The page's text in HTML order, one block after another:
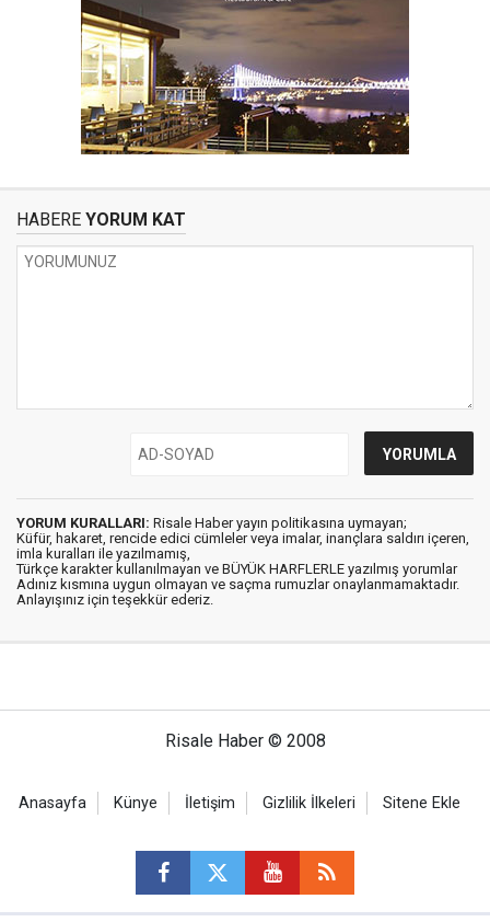
HABERE YORUM KAT
YORUM KURALLARI: Risale Haber yayın politikasına uymayan;
Küfür, hakaret, rencide edici cümleler veya imalar, inançlara saldırı içeren,
imla kuralları ile yazılmamış,
Türkçe karakter kullanılmayan ve BÜYÜK HARFLERLE yazılmış yorumlar
Adınız kısmına uygun olmayan ve saçma rumuzlar onaylanmamaktadır.
Anlayışınız için teşekkür ederiz.
Risale Haber © 2008
Anasayfa Künye İletişim Gizlilik İlkeleri Sitene Ekle